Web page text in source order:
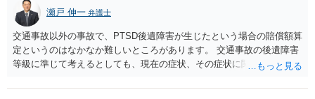
瀬戸 伸一 弁護士
交通事故以外の事故で、PTSD後遺障害が生じたという場合の賠償額算
定というのはなかなか難しいところがあります。 交通事故の後遺障害
等級に準じて考えるとしても、現在の症状、その症状に関する医療記
ず、あっても、一定の検討をしないと算定は難しいと思いますので、